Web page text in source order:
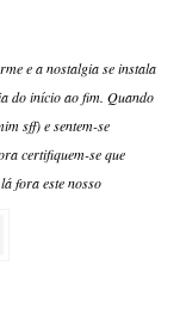
e a nostalgia se instala
do início ao fim. Quando
sff) e sentem-se
certifiquem-se que
fora este nosso